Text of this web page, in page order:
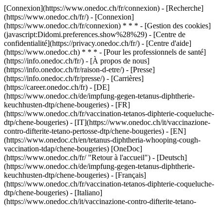
[Connexion](https://www.onedoc.ch/fr/connexion) - [Recherche]
(https://www.onedoc.ch/fr/) - [Connexion]
(https://www.onedoc.ch/fr/connexion) * * * - [Gestion des cookies]
(javascript:Didomi.preferences.show%28%29) - [Centre de
confidentialité](https://privacy.onedoc.ch/fr/) - [Centre d'aide]
(https://www.onedoc.ch) * * * - [Pour les professionnels de santé]
(https://info.onedoc.ch/fr/) - [À propos de nous]
(https://info.onedoc.ch/fr/raison-d-etre/) - [Presse]
(https://info.onedoc.ch/fr/presse/) - [Carrières]
(https://career.onedoc.ch/fr) - [DE]
(https://www.onedoc.ch/de/impfung-gegen-tetanus-diphtherie-
keuchhusten-dtp/chene-bougeries) - [FR]
(https://www.onedoc.ch/fr/vaccination-tetanos-diphterie-coqueluche-
dtp/chene-bougeries) - [IT](https://www.onedoc.ch/it/vaccinazione-
contro-difterite-tetano-pertosse-dtp/chene-bougeries) - [EN]
(https://www.onedoc.ch/en/tetanus-diphtheria-whooping-cough-
vaccination-tdap/chene-bougeries) [OneDoc]
(https://www.onedoc.ch/fr/ "Retour à l'accueil") - [Deutsch]
(https://www.onedoc.ch/de/impfung-gegen-tetanus-diphtherie-
keuchhusten-dtp/chene-bougeries) - [Français]
(https://www.onedoc.ch/fr/vaccination-tetanos-diphterie-coqueluche-
dtp/chene-bougeries) - [Italiano]
(https://www.onedoc.ch/it/vaccinazione-contro-difterite-tetano-